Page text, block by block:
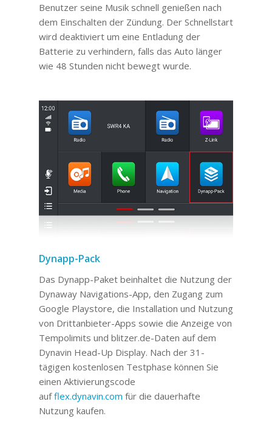
Benutzer seine Musik schnell genießen nach
dem Einschalten der Zündung. Der Schnellstart
wird deaktiviert um eine Entladung der
Batterie zu verhindern, falls das Auto länger
wie 48 Stunden nicht bewegt wurde.
Dynapp-Pack
Das Dynapp-Paket beinhaltet die Nutzung der
Dynaway Navigations-App, den Zugang zum
Google Playstore, die Installation und Nutzung
von Drittanbieter-Apps sowie die Anzeige von
Tempolimits und blitzer.de-Daten auf dem
Dynavin Head-Up Display. Nach der 31-
tägigen kostenlosen Testphase können Sie
einen Aktivierungscode
aufflex.dynavin.com für die dauerhafte
Nutzung kaufen.